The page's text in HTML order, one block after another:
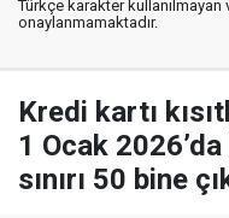
Türkçe karakter kullanılmayan
onaylanmamaktadır.
Kredi kartı
1 Ocak
sınırı 50 bine